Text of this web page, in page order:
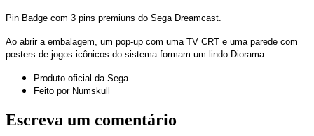
Pin Badge com 3 pins premiuns do Sega Dreamcast.
Ao abrir a embalagem, um pop-up com uma TV CRT e uma parede com
posters de jogos icônicos do sistema formam um lindo Diorama.
Produto oficial da Sega.
Feito por Numskull
Escreva um comentário